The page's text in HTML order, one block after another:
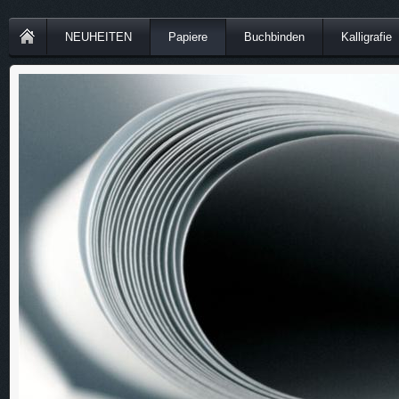
NEUHEITEN Papiere Buchbinden Kalligrafie